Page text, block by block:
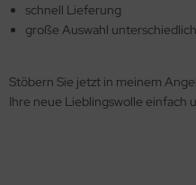
schnell Lieferung
große Auswahl
Stöbern Sie jetzt in meinem
Ihre neue Lieblingswolle einfach